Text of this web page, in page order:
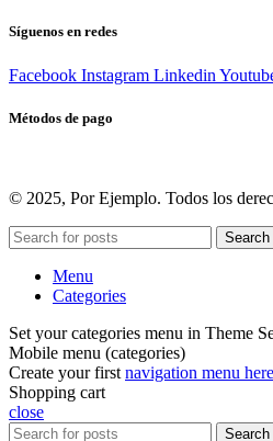
Síguenos en redes
Facebook Instagram Linkedin
Métodos de pago
© 2025, Por Ejemplo. Todos los
Search
Menu
Categories
Set your categories menu in Theme
Mobile menu (categories)
Create your first navigation menu here
Shopping cart
close
Search